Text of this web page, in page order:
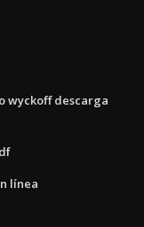
wyckoff descarga
línea